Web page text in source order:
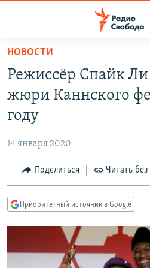
упрощенного
доступа
основному
Вернутся
Вернутся
АВТОРСКИЕ ПРОЕКТЫ
МНЕНИЯ
КУЛЬТУРА
КАВКАЗ.РЕАЛИИ
СЕВЕР.РЕАЛИИ
СИБИРЬ.РЕАЛИИ
НОВОСТИ
Режиссёр Спайк Ли
жюри Каннского
году
14 января 2020
Поделиться Читать без
Приоритетный источник в Google